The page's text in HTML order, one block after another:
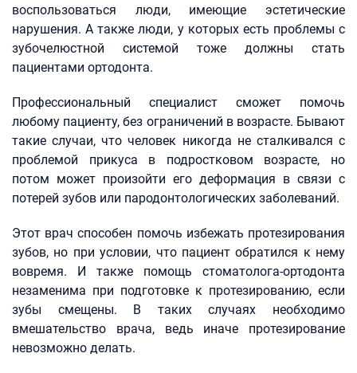
воспользоваться люди, имеющие эстетические
нарушения. А также люди, у которых есть проблемы с
зубочелюстной системой тоже должны стать
пациентами ортодонта.
Профессиональный специалист сможет помочь
любому пациенту, без ограничений в возрасте. Бывают
такие случаи, что человек никогда не сталкивался с
проблемой прикуса в подростковом возрасте, но
потом может произойти его деформация в связи с
потерей зубов или пародонтологических заболеваний.
Этот врач способен помочь избежать протезирования
зубов, но при условии, что пациент обратился к нему
вовремя. И также помощь стоматолога-ортодонта
незаменима при подготовке к протезированию, если
зубы смещены. В таких случаях необходимо
вмешательство врача, ведь иначе протезирование
невозможно делать.